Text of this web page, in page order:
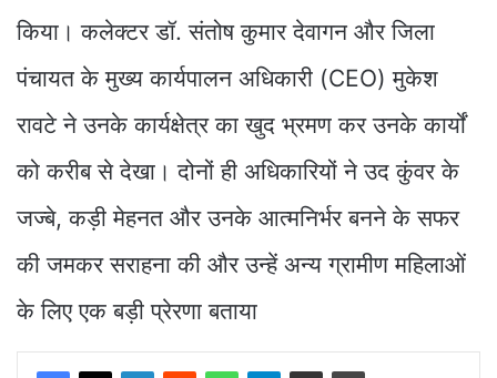
किया। कलेक्टर डॉ. संतोष कुमार देवागन और जिला
पंचायत के मुख्य कार्यपालन अधिकारी (CEO) मुकेश
रावटे ने उनके कार्यक्षेत्र का खुद भ्रमण कर उनके कार्यों
को करीब से देखा। दोनों ही अधिकारियों ने उद कुंवर के
जज्बे, कड़ी मेहनत और उनके आत्मनिर्भर बनने के सफर
की जमकर सराहना की और उन्हें अन्य ग्रामीण महिलाओं
के लिए एक बड़ी प्रेरणा बताया